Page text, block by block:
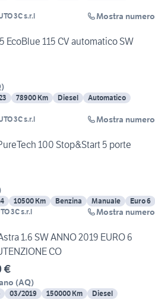
3C s.r.l Mostra numero
EcoBlue 115 CV automatico SW
)
78900 Km Diesel
Automatico
3C s.r.l Mostra numero
100 Stop&Start 5 porte
10500 Km Benzina Manuale
Euro 6
3C s.r.l Mostra numero
1.6 SW ANNO 2019 EURO 6
CO
€
(AQ)
03/2019 150000 Km
Diesel